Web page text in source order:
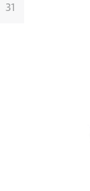
31